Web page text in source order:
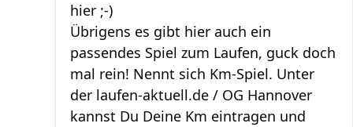
hier ;-)
Übrigens es gibt hier auch ein
passendes Spiel zum Laufen, guck doch
mal rein! Nennt sich Km-Spiel. Unter
der laufen-aktuell.de / OG Hannover
kannst Du Deine Km eintragen und